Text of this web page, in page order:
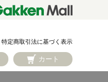
特定商取引法に基づく表示
カート